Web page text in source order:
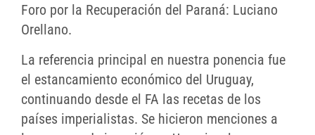
Foro por la Recuperación del Paraná: Luciano
Orellano.
La referencia principal en nuestra ponencia fue
el estancamiento económico del Uruguay,
continuando desde el FA las recetas de los
países imperialistas. Se hicieron menciones a